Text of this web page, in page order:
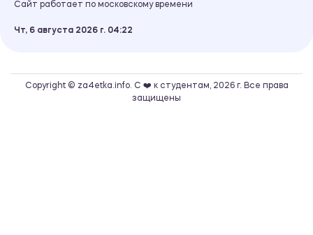
Сайт работает по московскому времени
Чт, 6 августа 2026 г. 04 22
Copyright © za4etka.info. С ❤️ к студентам, 2026 г. Все права
защищены